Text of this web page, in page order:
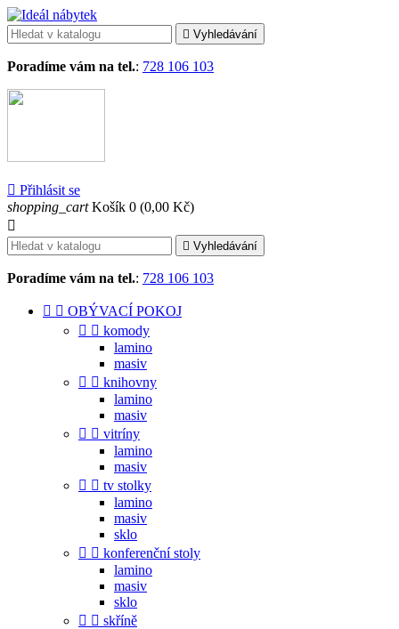
 Vyhledávání
Poradíme vám na tel.: 728 106 103
 Přihlásit se
shopping_cart Košík 0 (0,00 Kč)

 Vyhledávání
Poradíme vám na tel.: 728 106 103
  OBÝVACÍ POKOJ
  komody
lamino
masiv
  knihovny
lamino
masiv
  vitríny
lamino
masiv
  tv stolky
lamino
masiv
sklo
  konferenční stoly
lamino
masiv
sklo
  skříně